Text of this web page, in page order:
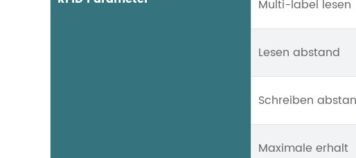
Multi-label lesen
Lesen abstand
Schreiben
Maximale erhalt